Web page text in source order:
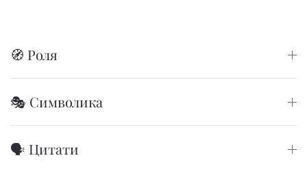
🧭 Роля
🎭 Символика
🗣️ Цитати